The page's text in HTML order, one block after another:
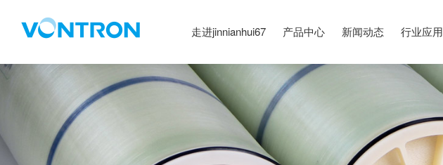
走进jinnianhui67 产品中心 新闻动态 行业应用